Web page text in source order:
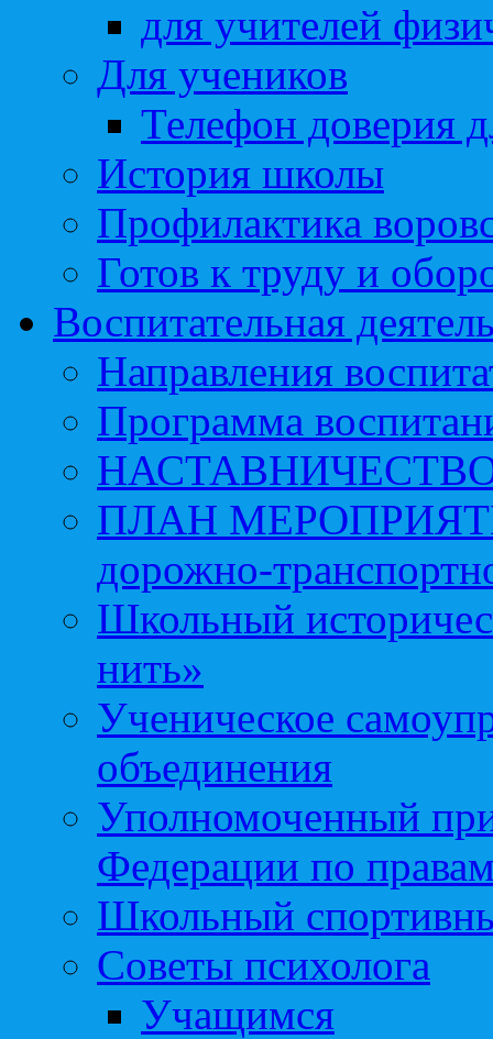
для учителей
Для учеников
Телефон доверия
История школы
Профилактика
Готов к труду и
Воспитательная
Направления
Программа
ПЛАН МЕРОПРИЯТИЙ
дорожно-
Школьный
нить»
Ученическое
объединения
Уполномоченный
Федерации по
Школьный
Советы психолога
Учащимся